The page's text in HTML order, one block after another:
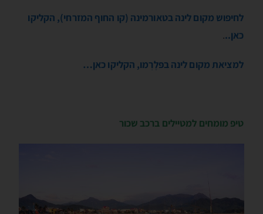
לחיפוש מקום לינה בטאורמינה (קו החוף המזרחי), הקליקו
כאן...
למציאת מקום לינה בפּלֶרְמו, הקליקו כאן…
טיפ מומחים למטיילים ברכב שכור